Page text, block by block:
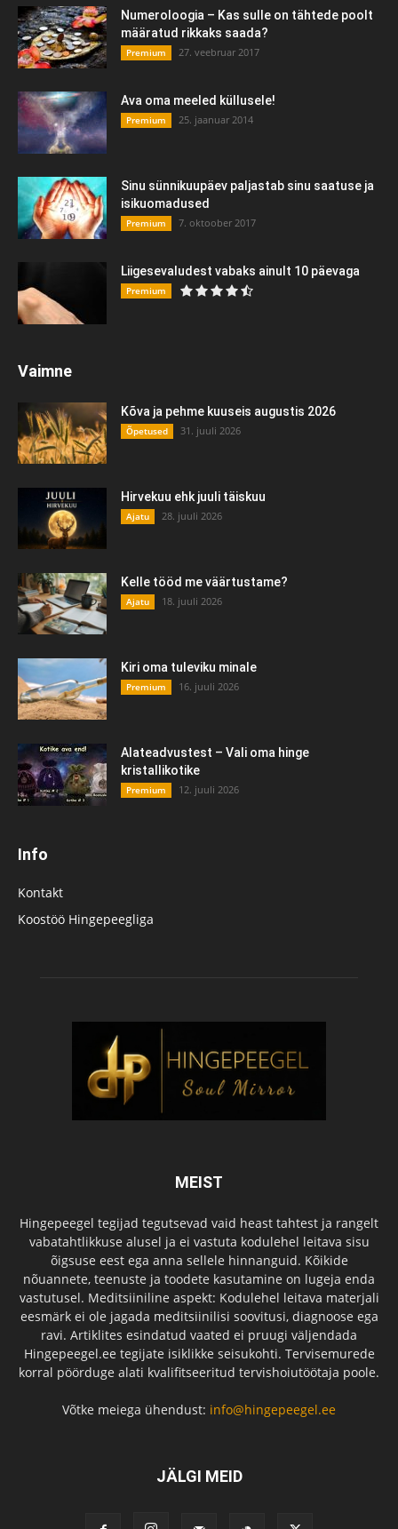
Numeroloogia – Kas sulle on tähtede poolt
määratud rikkaks saada?
Premium 27. veebruar 2017
Ava oma meeled küllusele!
Premium 25. jaanuar 2014
Sinu sünnikuupäev paljastab sinu saatuse ja
isikuomadused
Premium 7. oktoober 2017
Liigesevaludest vabaks ainult 10 päevaga
Premium
Vaimne
Kõva ja pehme kuuseis augustis 2026
Õpetused 31. juuli 2026
Hirvekuu ehk juuli täiskuu
Ajatu 28. juuli 2026
Kelle tööd me väärtustame?
Ajatu 18. juuli 2026
Kiri oma tuleviku minale
Premium 16. juuli 2026
Alateadvustest – Vali oma hinge
kristallikotike
Premium 12. juuli 2026
Info
Kontakt
Koostöö Hingepeegliga
MEIST
Hingepeegel tegijad tegutsevad vaid heast tahtest ja rangelt
vabatahtlikkuse alusel ja ei vastuta kodulehel leitava sisu
õigsuse eest ega anna sellele hinnanguid. Kõikide
nõuannete, teenuste ja toodete kasutamine on lugeja enda
vastutusel. Meditsiiniline aspekt: Kodulehel leitava materjali
eesmärk ei ole jagada meditsiinilisi soovitusi, diagnoose ega
ravi. Artiklites esindatud vaated ei pruugi väljendada
Hingepeegel.ee tegijate isiklikke seisukohti. Tervisemurede
korral pöörduge alati kvalifitseeritud tervishoiutöötaja poole.
Võtke meiega ühendust: info@hingepeegel.ee
JÄLGI MEID